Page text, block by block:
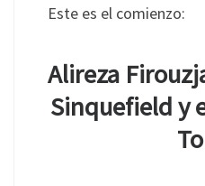
Este es el comienzo:
Alireza
Sinquefield y